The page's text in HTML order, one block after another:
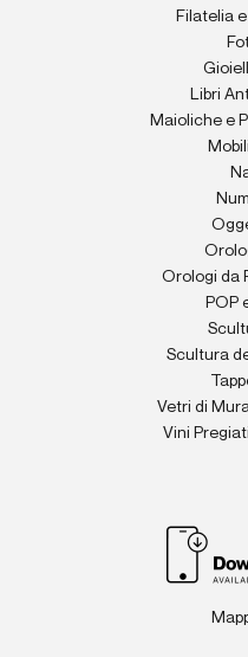
Filatelia
Libri
Maioliche e
Orologi da
POP
Scultura
Vetri di
Vini